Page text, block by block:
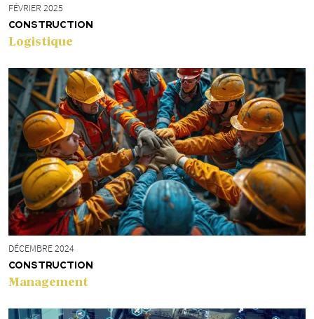
FÉVRIER 2025
CONSTRUCTION
Logistique
DÉCEMBRE 2024
CONSTRUCTION
Management